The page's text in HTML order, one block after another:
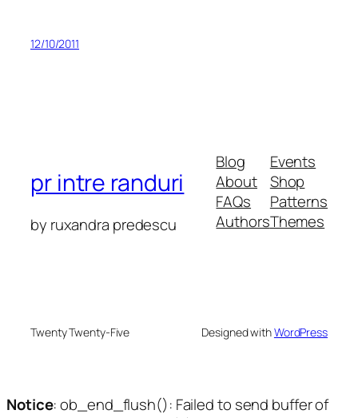
12/10/2011
pr intre randuri
by ruxandra predescu
Blog
About
FAQs
Authors
Events
Shop
Patterns
Themes
Twenty Twenty-Five Designed withWordPress
Notice: ob_end_flush(): Failed to send buffer of